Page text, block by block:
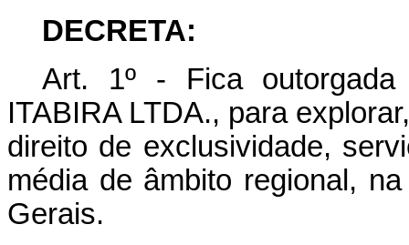
DECRETA:
Art. 1º - Fica
ITABIRA LTDA., para
direito de exclusividade,
média de âmbito regional,
Gerais.